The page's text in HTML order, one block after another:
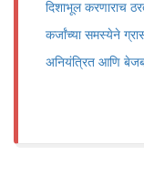
दिशाभूल करणाराच
कर्जांच्या समस्येने
अनियंत्रित आणि